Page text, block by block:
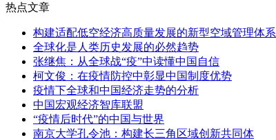
热点文章
构建适配低空经济高质量发展的新型空域管理体系
全球化是人类历史发展的必然趋势
张继焦：从全球战“疫”中读懂中国自信
柯文俊：在疫情防控中彰显中国制度优势
疫情下全球和中国经济走势的分析
中国宏观经济智库联盟
“疫情后时代”的中国与世界
南京大学孔令池：构建长三角区域创新共同体